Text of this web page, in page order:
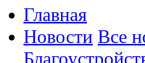
Главная
Новости Все